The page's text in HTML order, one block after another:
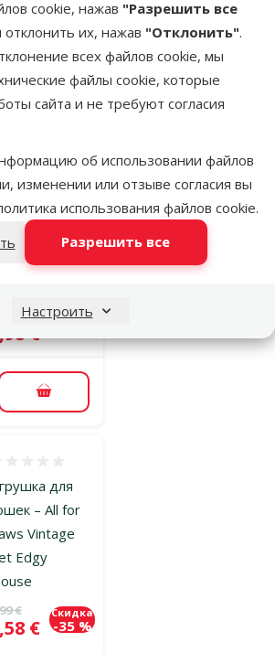
cookie, нажав "Разрешить все
отклонить их, нажав "Отклонить".
всех файлов cookie, мы
файлы cookie, которые
сайта и не требуют согласия
об использовании файлов
изменении или отзыве согласия вы
использования файлов cookie.
Разрешить все
Настроить
Mouse
€ -24 %
для
– AFP
0%
цена
€
€
Скидка
В корзину
для
– All for
Vintage
Edgy
цена
€
€
Скидка
-35 %